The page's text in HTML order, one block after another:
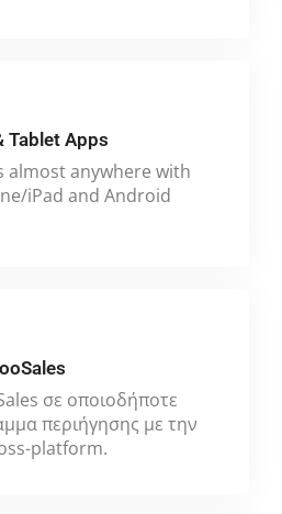
Tablet Apps
almost anywhere with
iPad and Android
σε οποιοδήποτε
περιήγησης με την
platform.